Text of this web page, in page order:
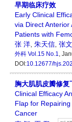
早期临床疗效
Early Clinical
via Direct
Patients with
张 洋, 朱天信, 张
外科 Vol.15 No.1,
DOI:10.12677/
胸大肌肌皮瓣修
Clinical Efficacy
Flap for
Cancer